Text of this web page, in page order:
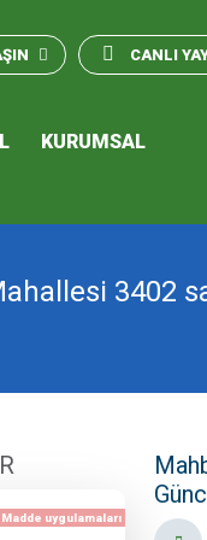
CANLI
KURUMSAL
3402
Madde uygulamaları